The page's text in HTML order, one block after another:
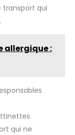
tissu et en
compacte
commodité
transport qui
allergique :
qui ne